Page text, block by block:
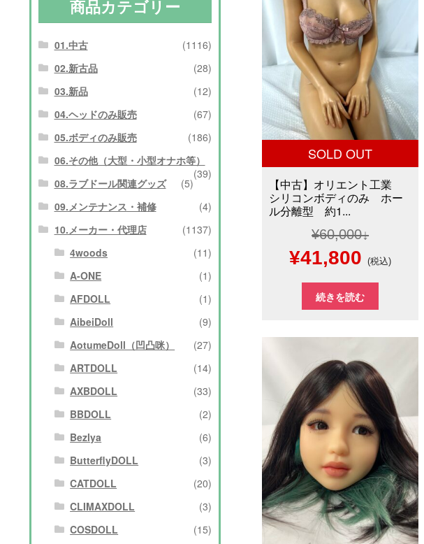
SOLD OUT
【中古】オリエント工業
シリコンボディのみ ホー
ル分離型 約1...
¥60,000
元
の
価
格
¥60,000
で
し
た。
¥41,800 現
在
の
価
格
は
¥41,800
で
す。
(税込)
続きを読む
商品カテゴリー
01.中古
(1116)
02.新古品
(28)
03.新品
(12)
04.ヘッドのみ販売
(67)
05.ボディのみ販売
(186)
06.その他（大型・小型オナホ等）
(39)
08.ラブドール関連グッズ
(5)
09.メンテナンス・補修
(4)
10.メーカー・代理店
(1137)
4woods
(11)
A-ONE
(1)
AFDOLL
(1)
AibeiDoll
(9)
AotumeDoll（凹凸咪）
(27)
ARTDOLL
(14)
AXBDOLL
(33)
BBDOLL
(2)
Bezlya
(6)
ButterflyDOLL
(3)
CATDOLL
(20)
CLIMAXDOLL
(3)
COSDOLL
(15)